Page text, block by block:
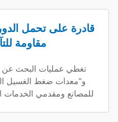
تحمل الدورات الثقيلة
مقاومة للتآكل
البحث عن "ماكينات غسيل
ضغط الغسيل التجاري"، مع
الخدمات الكبار الذين